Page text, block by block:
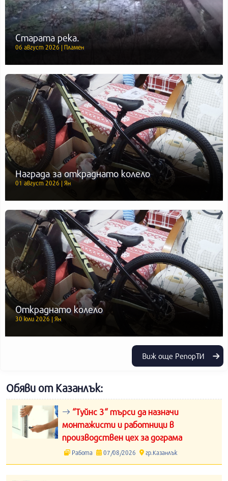
Старата река.
06 август 2026 | Пламен
Награда за откраднато колело
01 август 2026 | Ян
Откраднато колело
30 юли 2026 | Ян
Виж още РепорТИ
Обяви от Казанлък:
“Туйнс 3“ търси да назначи
монтажисти и работници в
производствен цех за дограма
Работа 07/08/2026 гр.Казанлък